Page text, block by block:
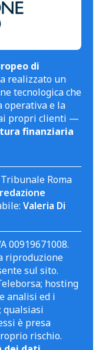
di
realizzato un
tecnologica che
operativa e la
propri clienti —
finanziaria
Roma
redazione
Valeria Di
00919671008.
riproduzione
sul sito.
hosting
analisi ed i
qualsiasi
è presa
rischio.